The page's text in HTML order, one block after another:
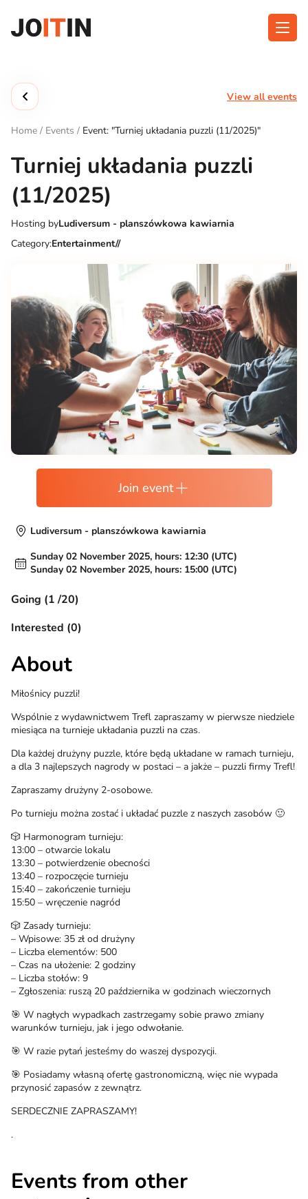
content
View all events
Home / Events / Event: "Turniej układania puzzli (11/2025)"
Turniej układania puzzli
(11/2025)
Hosting byLudiversum - planszówkowa kawiarnia
Category:Entertainment//
Join event
Ludiversum - planszówkowa kawiarnia
Sunday 02 November 2025, hours: 12:30 (UTC)
Sunday 02 November 2025, hours: 15:00 (UTC)
Going (1 /20)
Interested (0)
About
Miłośnicy puzzli!
Wspólnie z wydawnictwem Trefl zapraszamy w pierwsze niedziele
miesiąca na turnieje układania puzzli na czas.
Dla każdej drużyny puzzle, które będą układane w ramach turnieju,
a dla 3 najlepszych nagrody w postaci – a jakże – puzzli firmy Trefl!
Zapraszamy drużyny 2-osobowe.
Po turnieju można zostać i układać puzzle z naszych zasobów 🙂
🎲 Harmonogram turnieju:
13:00 – otwarcie lokalu
13:30 – potwierdzenie obecności
13:40 – rozpoczęcie turnieju
15:40 – zakończenie turnieju
15:50 – wręczenie nagród
🎲 Zasady turnieju:
– Wpisowe: 35 zł od drużyny
– Liczba elementów: 500
– Czas na ułożenie: 2 godziny
– Liczba stołów: 9
– Zgłoszenia: ruszą 20 października w godzinach wieczornych
🎯 W nagłych wypadkach zastrzegamy sobie prawo zmiany
warunków turnieju, jak i jego odwołanie.
🎯 W razie pytań jesteśmy do waszej dyspozycji.
🎯 Posiadamy własną ofertę gastronomiczną, więc nie wypada
przynosić zapasów z zewnątrz.
SERDECZNIE ZAPRASZAMY!
.
Events from other